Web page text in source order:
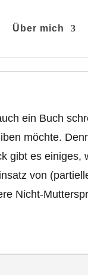
Über mich
ein Buch
möchte.
gibt es einiges,
von
Nicht-